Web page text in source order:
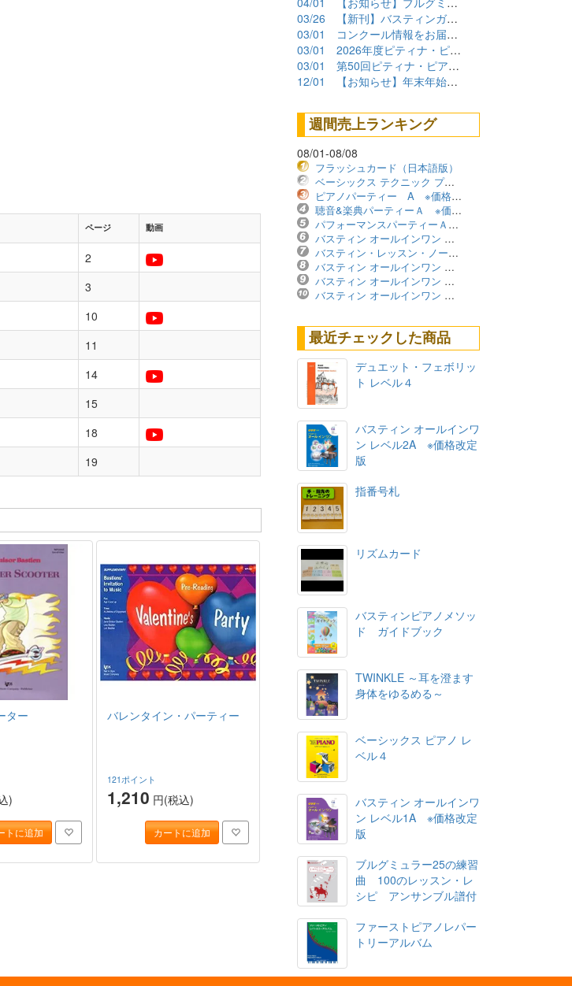
ページ 動画
2
3
10
11
14
15
18
19
ター
)
トに追加
バレンタイン・パーティー
121ポイント
1,210 円(税込)
カートに追加
03/26
【新刊】バスティンガイド再販しました！
03/01
コンクール情報をお届けします！（2026年度）
03/01
2026年度ピティナ・ピアノコンペティション課題曲商品
03/01
第50回ピティナ・ピアノコンペティション課題曲公開！
12/01
【お知らせ】年末年始の営業について
週間売上ランキング
08/01-08/08
フラッシュカード（日本語版）
ベーシックス テクニック プリマーレベル ※価格改定版
ピアノパーティー A ※価格改定版
聴音&楽典パーティーＡ ※価格改定版
パフォーマンスパーティーＡ ※価格改定版
バスティン オールインワン レベル1B ※価格改定版
バスティン・レッスン・ノート ※価格改定版
バスティン オールインワン レベル2B ※価格改定版
バスティン オールインワン レベル4A ※価格改定版
バスティン オールインワン レベル3B ※価格改定版
最近チェックした商品
デュエット・フェボリッ
ト レベル４
バスティン オールインワ
ン レベル2A ※価格改定
版
指番号札
リズムカード
バスティンピアノメソッ
ド ガイドブック
TWINKLE ～耳を澄ます
身体をゆるめる～
ベーシックス ピアノ レ
ベル４
バスティン オールインワ
ン レベル1A ※価格改定
版
ブルグミュラー25の練習
曲 100のレッスン・レ
シピ アンサンブル譜付
ファーストピアノレパー
トリーアルバム